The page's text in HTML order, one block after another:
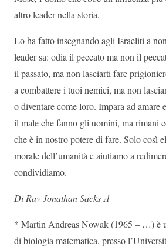
altro leader nella storia.
Lo ha fatto insegnando agli Israeliti a
leader sa: odia il peccato ma non il
il passato, ma non lasciarti fare
a combattere i tuoi nemici, ma non
o diventare come loro. Impara ad amare
il male che fanno gli uomini, ma rimani
che è in nostro potere di fare. Solo così
morale dell’umanità e aiutiamo a
condividiamo.
Di Rav Jonathan Sacks zl
* Martin Andreas Nowak (1965 – …) è
di biologia matematica, presso